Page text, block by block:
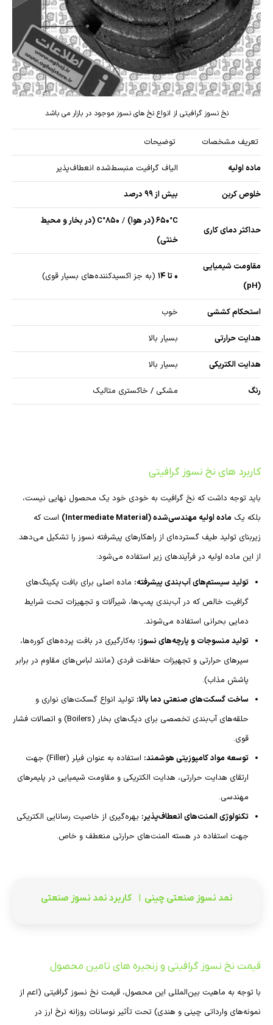
نخ نسوز گرافیتی از انواع نخ های نسوز موجود در بازار می باشد
تعریف مشخصات توضیحات
ماده اولیه الیاف گرافیت منبسط‌شده انعطاف‌پذیر
خلوص کربن بیش از ۹۹ درصد
حداکثر دمای کاری
۶۵۰°C (در هوا) /
۸۵۰°C (در بخار و محیط
خنثی)
مقاومت شیمیایی
(pH)
۰ تا ۱۴ (به جز اکسیدکننده‌های بسیار قوی)
استحکام کششی خوب
هدایت حرارتی بسیار بالا
هدایت الکتریکی بسیار بالا
رنگ مشکی / خاکستری متالیک
کاربرد های نخ نسوز گرافیتی
باید توجه داشت که نخ گرافیت به خودی خود یک محصول نهایی نیست،
بلکه یک ماده اولیه مهندسی‌شده (Intermediate Material)
است که
زیربنای تولید طیف گسترده‌ای از راهکارهای پیشرفته نسوز را تشکیل می‌دهد.
از این ماده اولیه در فرآیندهای زیر استفاده می‌شود:
تولید سیستم‌های آب‌بندی پیشرفته: ماده اصلی برای بافت پکینگ‌های
گرافیت خالص که در آب‌بندی پمپ‌ها، شیرآلات و تجهیزات تحت شرایط
دمایی بحرانی استفاده می‌شوند.
تولید منسوجات و پارچه‌های نسوز: به‌کارگیری در بافت پرده‌های کوره‌ها،
سپرهای حرارتی و تجهیزات حفاظت فردی (مانند لباس‌های مقاوم در برابر
پاشش مذاب).
ساخت گسکت‌های صنعتی دما بالا: تولید انواع گسکت‌های نواری و
حلقه‌های آب‌بندی تخصصی برای دیگ‌های بخار (Boilers) و اتصالات فشار
قوی.
توسعه مواد کامپوزیتی هوشمند:
استفاده به عنوان فیلر (Filler) جهت
ارتقای هدایت حرارتی، هدایت الکتریکی و مقاومت شیمیایی در پلیمرهای
مهندسی.
تکنولوژی المنت‌های انعطاف‌پذیر: بهره‌گیری از خاصیت رسانایی الکتریکی
جهت استفاده در هسته المنت‌های حرارتی منعطف و خاص.
نمد نسوز صنعتی چینی | کاربرد نمد نسوز صنعتی
قیمت نخ نسوز گرافیتی و زنجیره های تامین محصول
با توجه به ماهیت بین‌المللی این محصول، قیمت نخ نسوز گرافیتی (اعم از
نمونه‌های وارداتی چینی و هندی) تحت تأثیر نوسانات روزانه نرخ ارز در